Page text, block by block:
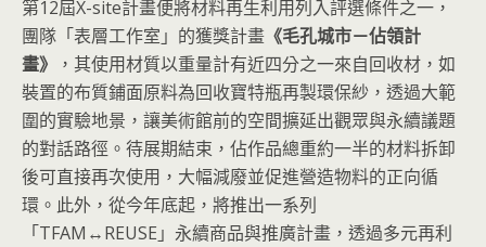
第12屆X-site計畫便將材料再生利用列入評選條件之一，
團隊「表層工作室」的獲獎計畫 《毛孔城市－佔領計
畫》
，其使用材質以重量計有近四分之一來自回收材，如
裝置的布質鋪面原料為回收寶特瓶再製環保紗，透過大範
圍的實驗地景，讓美術館前的空間擴延出觀眾與永續議題
的對話路徑。待展期結束，佔作品總重約一半的材料拆卸
後可直接再次使用，大幅減廢並促進營造物料的正向循
環。此外，從今年底起，將推出一系列
「TFAM↔REUSE」永續商品與推廣計畫，透過多元再利